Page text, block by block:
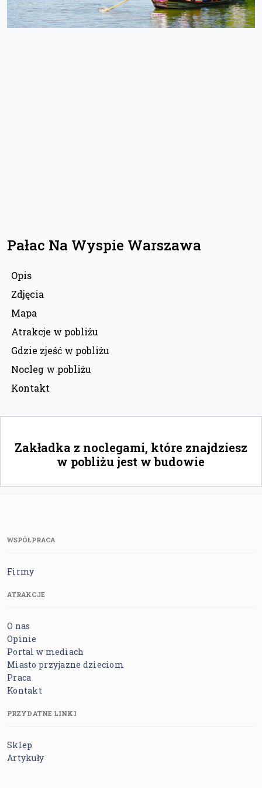
Pałac Na Wyspie Warszawa
Opis
Zdjęcia
Mapa
Atrakcje w pobliżu
Gdzie zjeść w pobliżu
Nocleg w pobliżu
Kontakt
Zakładka z noclegami, które znajdziesz
w pobliżu jest w budowie
WSPÓŁPRACA
Firmy
ATRAKCJE
O nas
Opinie
Portal w mediach
Miasto przyjazne dzieciom
Praca
Kontakt
PRZYDATNE LINKI
Sklep
Artykuły